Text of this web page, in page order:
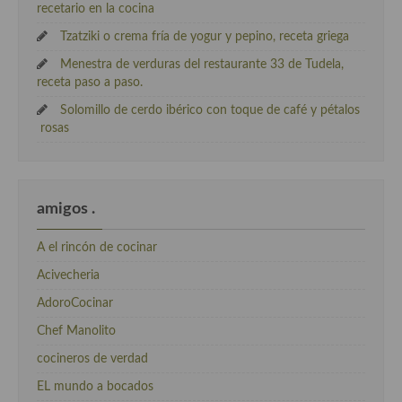
recetario en la cocina
Tzatziki o crema fría de yogur y pepino, receta griega
Menestra de verduras del restaurante 33 de Tudela,
receta paso a paso.
Solomillo de cerdo ibérico con toque de café y pétalos
rosas
amigos .
A el rincón de cocinar
Acivecheria
AdoroCocinar
Chef Manolito
cocineros de verdad
EL mundo a bocados